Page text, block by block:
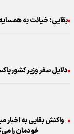
بقایی: خیانت به
دلایل سفر وزیر کشور
واکنش بقایی به
خودمان را